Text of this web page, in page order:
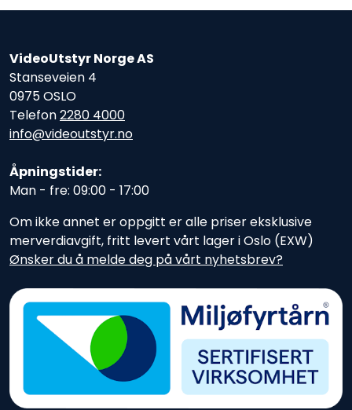
VideoUtstyr Norge AS
Stanseveien 4
0975 OSLO
Telefon2280 4000
info@videoutstyr.no
Åpningstider:
Man - fre: 09:00 - 17:00
Om ikke annet er oppgitt er alle priser eksklusive
merverdiavgift, fritt levert vårt lager i Oslo (EXW)
Ønsker du å melde deg på vårt nyhetsbrev?